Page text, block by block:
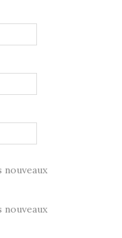
nouveaux
nouveaux